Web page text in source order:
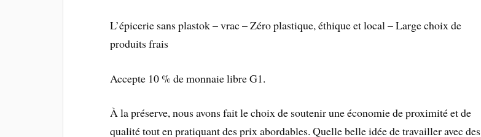
L’épicerie sans plastok – vrac – Zéro plastique, éthique et local – Large choix de
produits frais
Accepte 10 % de monnaie libre G1.
À la préserve, nous avons fait le choix de soutenir une économie de proximité et de
qualité tout en pratiquant des prix abordables. Quelle belle idée de travailler avec des